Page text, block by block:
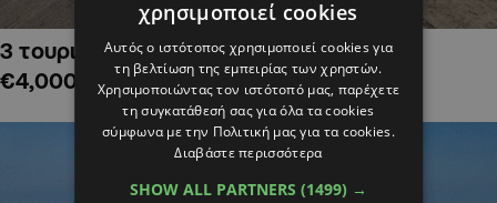
3 τουριστικά χωράφια στην Αλαμινό,
€4,000,000
χρησιμοποιεί cookies
Αυτός ο ιστότοπος χρησιμοποιεί cookies για
τη βελτίωση της εμπειρίας των χρηστών.
Χρησιμοποιώντας τον ιστότοπό μας, παρέχετε
τη συγκατάθεσή σας για όλα τα cookies
σύμφωνα με την Πολιτική μας για τα cookies.
Διαβάστε περισσότερα
SHOW ALL PARTNERS (1499) →